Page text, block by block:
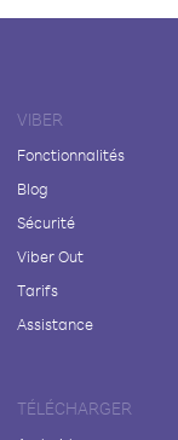
VIBER
Fonctionnalités
Blog
Sécurité
Viber Out
Tarifs
Assistance
TÉLÉCHARGER